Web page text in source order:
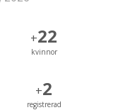
+22
kvinnor
+2
registrerad